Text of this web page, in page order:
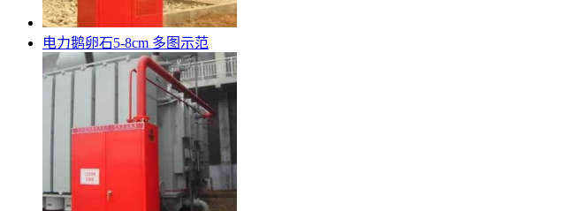
电力鹅卵石5-8cm 多图示范